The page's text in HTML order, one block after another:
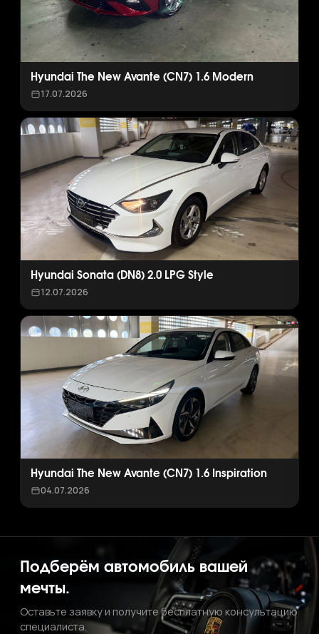
Hyundai The New Avante (CN7) 1.6 Modern
17.07.2026
Hyundai Sonata (DN8) 2.0 LPG Style
12.07.2026
Hyundai The New Avante (CN7) 1.6 Inspiration
04.07.2026
Подберём автомобиль вашей
мечты.
Оставьте заявку и получите бесплатную консультацию
специалиста.